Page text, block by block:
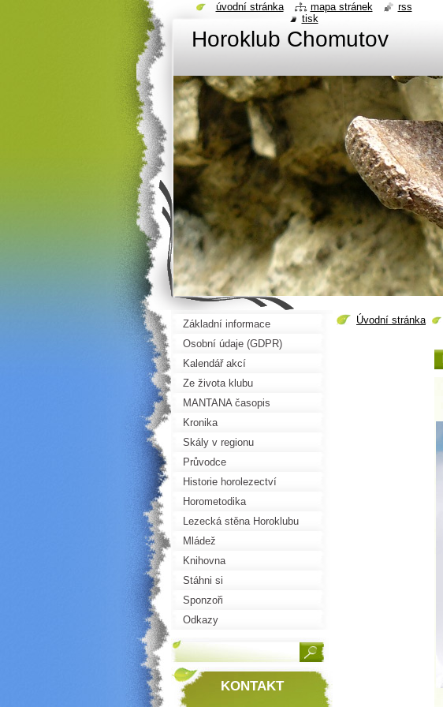
Horoklub Chomutov
Úvodní stránka
Základní informace
Osobní údaje (GDPR)
Kalendář akcí
Ze života klubu
MANTANA časopis
Kronika
Skály v regionu
Průvodce
Historie horolezectví
Horometodika
Lezecká stěna Horoklubu
Mládež
Knihovna
Stáhni si
Sponzoři
Odkazy
KONTAKT
úvodní stránka mapa stránek
rss
tisk